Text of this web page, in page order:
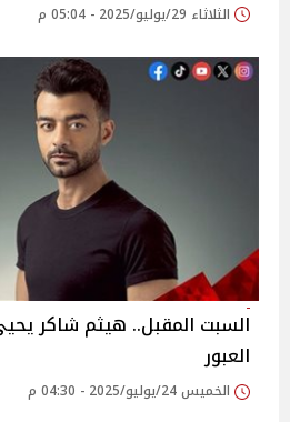
الثلاثاء 29/يوليو/2025 - 05:04 م
السبت المقبل.. هيثم شاكر
العبور
الخميس 24/يوليو/2025 - 04:30 م